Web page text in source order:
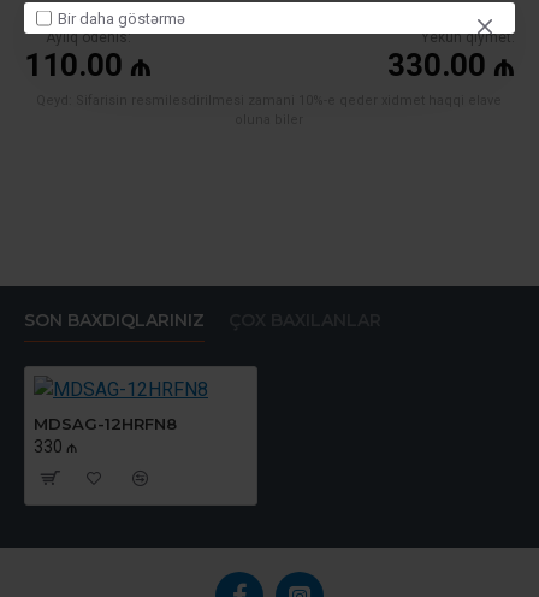
Bir daha göstərmə
Ayliq odenis:
110.00 ₼
Yekun qiymet:
330.00 ₼
SON BAXDIQLARINIZ
MDSAG-12HRFN8
330 ₼